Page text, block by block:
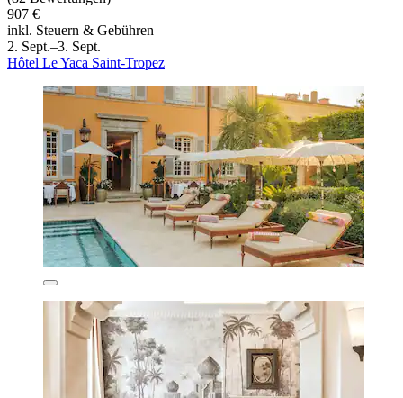
907 €
inkl. Steuern & Gebühren
2. Sept.–3. Sept.
Hôtel Le Yaca Saint-Tropez